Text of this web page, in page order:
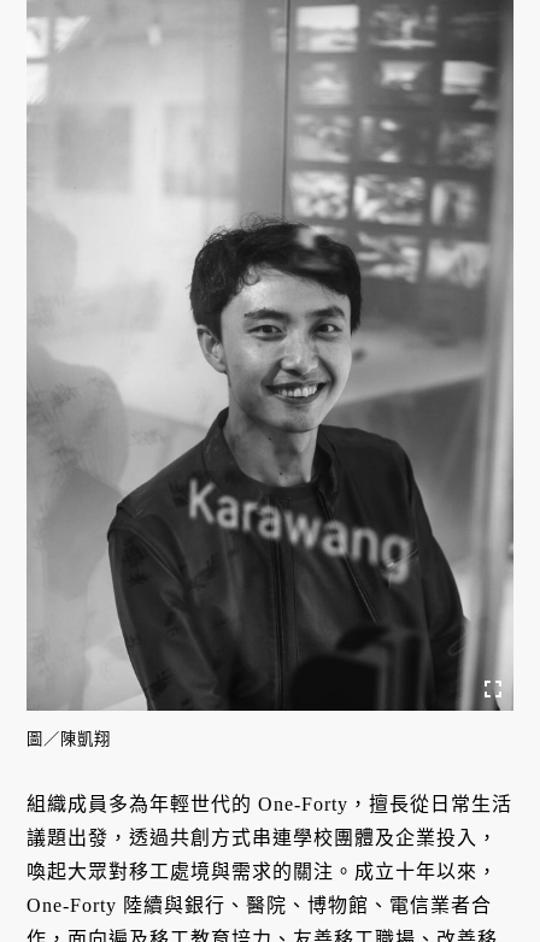
圖／陳凱翔
組織成員多為年輕世代的 One-Forty，擅長從日常生活
議題出發，透過共創方式串連學校團體及企業投入，
喚起大眾對移工處境與需求的關注。成立十年以來，
One-Forty 陸續與銀行、醫院、博物館、電信業者合